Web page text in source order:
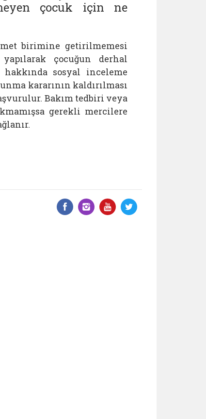
çocuk için ne
birimine getirilmemesi
çocuğun derhal
sosyal inceleme
kararının kaldırılması
Bakım tedbiri veya
gerekli mercilere
Facebook üzerinde paylaş
Instagram'da paylaş
YouTube
Twitter